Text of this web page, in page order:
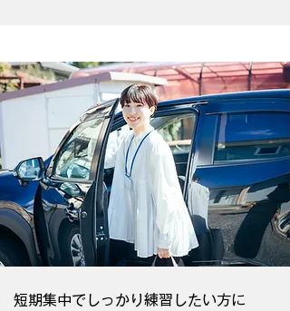
短期集中で​しっかり練習したい方に